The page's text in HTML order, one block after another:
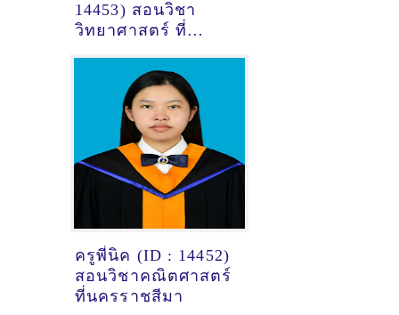
14453) สอนวิชา
วิทยาศาสตร์ ที่
ครูพี่นิค (ID : 14452)
สอนวิชาคณิตศาสตร์
ที่นครราชสีมา